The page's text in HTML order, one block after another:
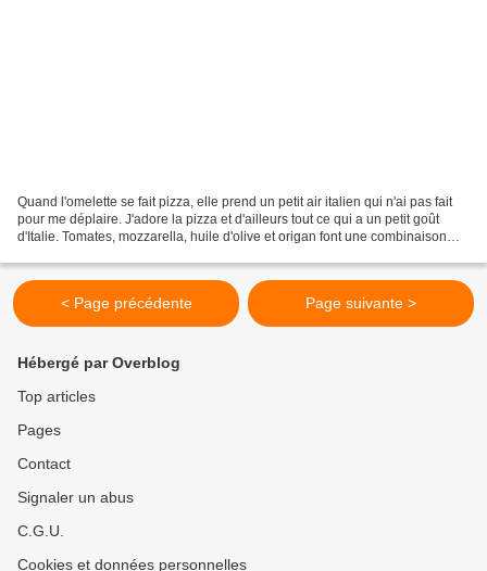
Quand l'omelette se fait pizza, elle prend un petit air italien qui n'ai pas fait
pour me déplaire. J'adore la pizza et d'ailleurs tout ce qui a un petit goût
d'Italie. Tomates, mozzarella, huile d'olive et origan font une combinaison
< Page précédente Page suivante >
Hébergé par Overblog
Top articles
Pages
Contact
Signaler un abus
C.G.U.
Cookies et données personnelles